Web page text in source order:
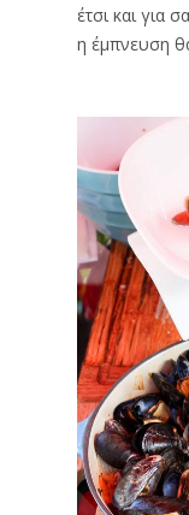
έτσι και για
η έμπνευση